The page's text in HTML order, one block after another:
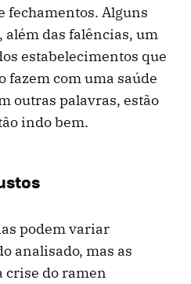
fechamentos. Alguns
além das falências, um
estabelecimentos que
fazem com uma saúde
outras palavras, estão
indo bem.
podem variar
analisado, mas as
crise do ramen